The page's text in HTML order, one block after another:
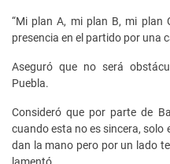
“Mi plan A, mi plan B, mi plan
presencia en el partido por una
Aseguró que no será
Puebla.
Consideró que por parte de
cuando esta no es sincera, solo
dan la mano pero por un lado